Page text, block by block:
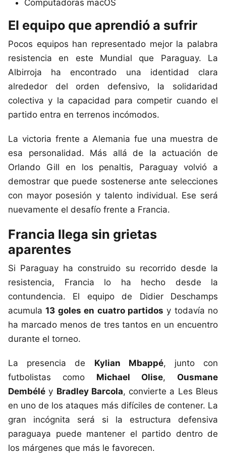
Computadoras macOS
El equipo que aprendió a sufrir
Pocos equipos han representado mejor la palabra
resistencia en este Mundial que Paraguay. La
Albirroja ha encontrado una identidad clara
alrededor del orden defensivo, la solidaridad
colectiva y la capacidad para competir cuando el
partido entra en terrenos incómodos.
La victoria frente a Alemania fue una muestra de
esa personalidad. Más allá de la actuación de
Orlando Gill en los penaltis, Paraguay volvió a
demostrar que puede sostenerse ante selecciones
con mayor posesión y talento individual. Ese será
nuevamente el desafío frente a Francia.
Francia llega sin grietas
aparentes
Si Paraguay ha construido su recorrido desde la
resistencia, Francia lo ha hecho desde la
contundencia. El equipo de Didier Deschamps
acumula13 goles en cuatro partidos y todavía no
ha marcado menos de tres tantos en un encuentro
durante el torneo.
La presencia de Kylian Mbappé, junto con
futbolistas como Michael Olise, Ousmane
Dembélé y Bradley Barcola, convierte a Les Bleus
en uno de los ataques más difíciles de contener. La
gran incógnita será si la estructura defensiva
paraguaya puede mantener el partido dentro de
los márgenes que más le favorecen.